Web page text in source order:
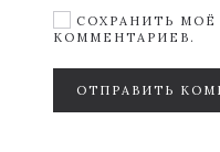
СОХРАНИТЬ МОЁ
КОММЕНТАРИЕВ.
ОТПРАВИТЬ